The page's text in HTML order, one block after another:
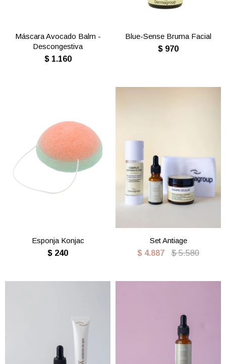
Máscara Avocado Balm -
Descongestiva
$ 1.160
Blue-Sense Bruma Facial
$ 970
Esponja Konjac
$ 240
Set Antiage
$ 4.887 $ 5.580